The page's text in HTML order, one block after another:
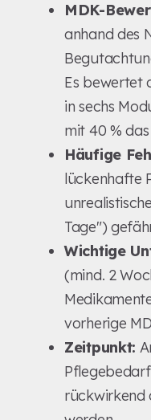
MDK-
anhand des
Es bewertet
in sechs
mit 40 %
Häufige
lückenhafte
Tage")
Wichtige
(mind. 2
vorherige
Zeitpunkt:
rückwirkend